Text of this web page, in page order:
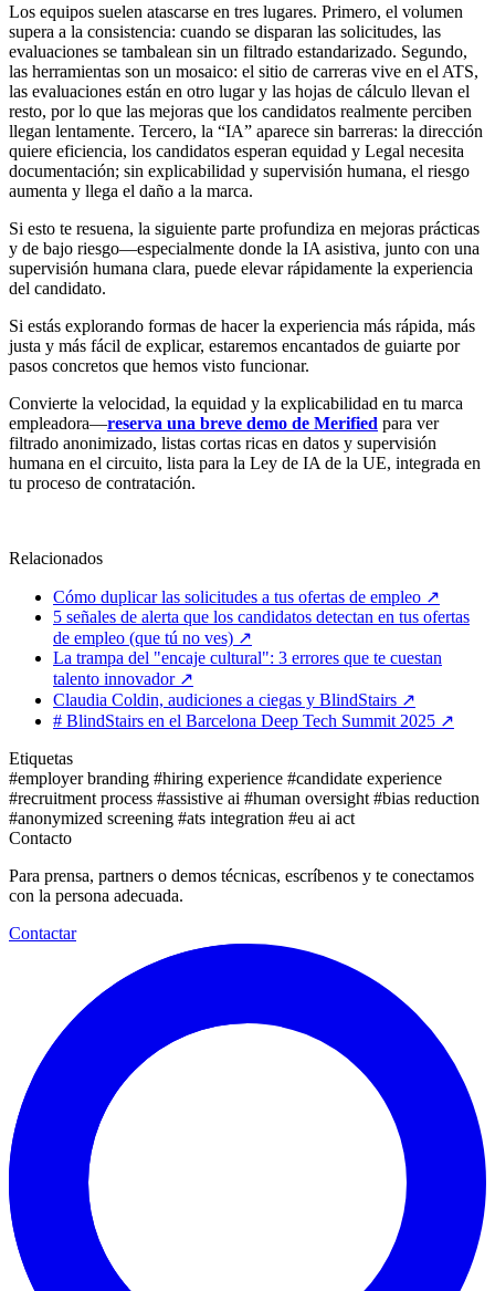
Los equipos suelen atascarse en tres lugares. Primero, el volumen
supera a la consistencia: cuando se disparan las solicitudes, las
evaluaciones se tambalean sin un filtrado estandarizado. Segundo,
las herramientas son un mosaico: el sitio de carreras vive en el ATS,
las evaluaciones están en otro lugar y las hojas de cálculo llevan el
resto, por lo que las mejoras que los candidatos realmente perciben
llegan lentamente. Tercero, la “IA” aparece sin barreras: la dirección
quiere eficiencia, los candidatos esperan equidad y Legal necesita
documentación; sin explicabilidad y supervisión humana, el riesgo
aumenta y llega el daño a la marca.
Si esto te resuena, la siguiente parte profundiza en mejoras prácticas
y de bajo riesgo—especialmente donde la IA asistiva, junto con una
supervisión humana clara, puede elevar rápidamente la experiencia
del candidato.
Si estás explorando formas de hacer la experiencia más rápida, más
justa y más fácil de explicar, estaremos encantados de guiarte por
pasos concretos que hemos visto funcionar.
Convierte la velocidad, la equidad y la explicabilidad en tu marca
empleadora—reserva una breve demo de Merified para ver
filtrado anonimizado, listas cortas ricas en datos y supervisión
humana en el circuito, lista para la Ley de IA de la UE, integrada en
tu proceso de contratación.
Relacionados
Cómo duplicar las solicitudes a tus ofertas de empleo ↗
5 señales de alerta que los candidatos detectan en tus ofertas
de empleo (que tú no ves) ↗
La trampa del "encaje cultural": 3 errores que te cuestan
talento innovador ↗
Claudia Coldin, audiciones a ciegas y BlindStairs ↗
# BlindStairs en el Barcelona Deep Tech Summit 2025 ↗
Etiquetas
#employer branding #hiring experience #candidate experience
#recruitment process #assistive ai #human oversight #bias reduction
#anonymized screening #ats integration #eu ai act
Contacto
Para prensa, partners o demos técnicas, escríbenos y te conectamos
con la persona adecuada.
Contactar